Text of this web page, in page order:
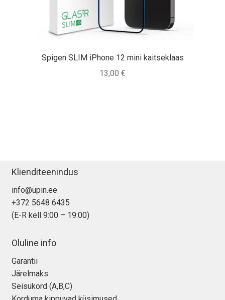
Spigen SLIM iPhone 12 mini kaitseklaas
13,00 €
Klienditeenindus
info@upin.ee
+372 5648 6435
(E-R kell 9:00 – 19:00)
Oluline info
Garantii
Järelmaks
Seisukord (A,B,C)